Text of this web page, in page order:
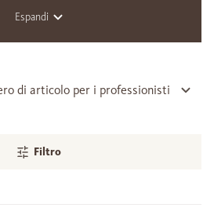
Espandi
di articolo per i professionisti
Filtro